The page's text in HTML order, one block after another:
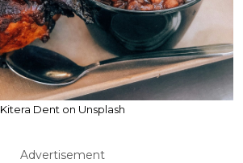
Kitera Dent on Unsplash
Advertisement